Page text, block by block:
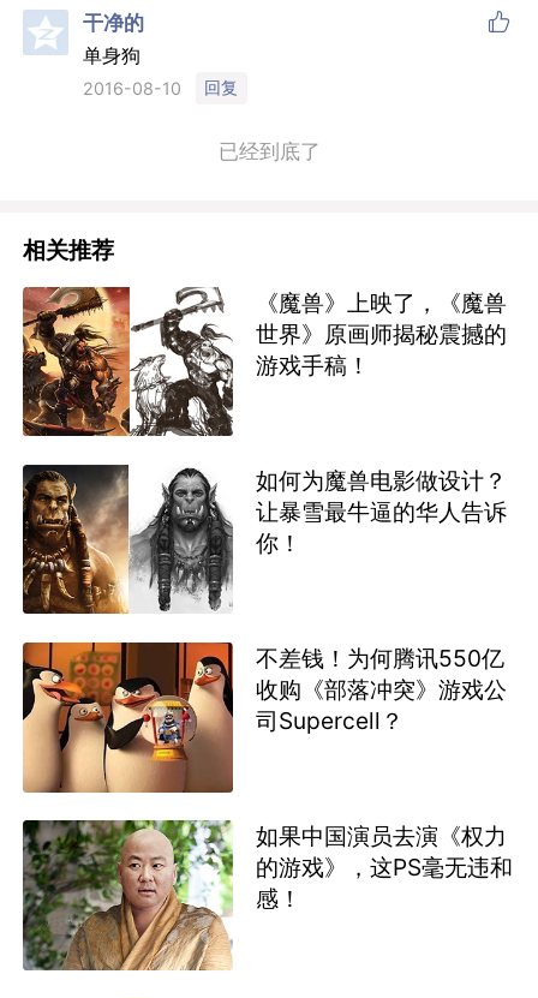
干净的 
单身狗
2016-08-10 回复
已经到底了
相关推荐
《魔兽》上映了，《魔兽
世界》原画师揭秘震撼的
游戏手稿！
如何为魔兽电影做设计？
让暴雪最牛逼的华人告诉
你！
不差钱！为何腾讯550亿
收购《部落冲突》游戏公
司Supercell？
如果中国演员去演《权力
的游戏》，这PS毫无违和
感！